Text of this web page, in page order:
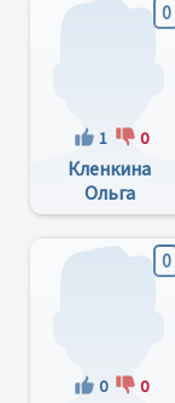
0
1 0
Кленкина
Ольга
Валерьевна
0
0 0